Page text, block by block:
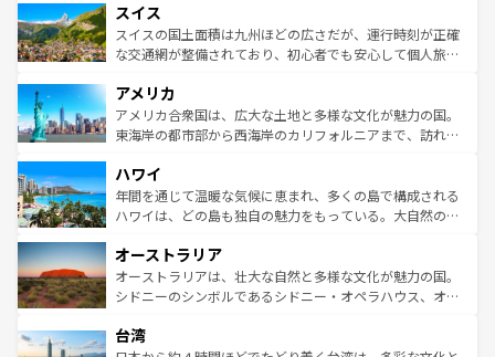
れる地方に足を運ぶとそれぞれで全く異なる文化を体験で
きるだろう。 なお、新着のフランス情報はコンテンツ一覧
を参照してほしい。
は、お酒好きな人にはぜひ体験してほしい。 なお、新着の
ドイツ情報はコンテンツ一覧を参照してほしい。
リアごとに異なる魅力がある。また、優雅なアフタヌーン
ティー、ビール好きにはたまらない英国パブ、サッカー観
戦など、本場だからこそできる体験も豊富。イギリスを旅
ンツ一覧を参照してほしい。
スイス
スイスの国土面積は九州ほどの広さだが、運行時刻が正確
な交通網が整備されており、初心者でも安心して個人旅行
の建物がそのまま残る町や、スイスならではのユニークな
博物館もあり、アルプス観光だけでなく町歩きも満喫する
ことができる。国民の所得が高いため物価も高いが、旅行
ば市内交通費無料で観光を楽しむこともできる。 なお、新
着のスイス情報はコンテンツ一覧 を参照してほしい。
アメリカ
アメリカ合衆国は、広大な土地と多様な文化が魅力の国。
東海岸の都市部から西海岸のカリフォルニアまで、訪れる
のような巨大都市は、観光、ショッピング、エンターテイ
ンメントが詰まった刺激的なスポットだ。一方、アメリカ
西部には大自然が広がり、グランドキャニオンやイエロー
部のニューオーリンズでは、音楽と美食が融合した独特の
文化が魅力。旅行者はアメリカの各地域で異なる魅力を楽
しみながら、その多様性と豊かな歴史を感じることができ
ならではの贅沢な旅のスタイルだ。 なお、新着のアメリカ
情報はコンテンツ一覧を参照してほしい。
ハワイ
年間を通じて温暖な気候に恵まれ、多くの島で構成される
ハワイは、どの島も独自の魅力をもっている。大自然の神
ワイ島は見逃せない。また、定番の観光地といえばオアフ
島だが、静かな自然を求めるならマウイ島やカウアイ島が
おすすめ。エメラルドグリーンに輝く海をはじめ、豊かな
れるおもてなしの心で訪れる人々を迎えてくれるハワイの
オーストラリア
オーストラリアは、壮大な自然と多様な文化が魅力の国。
シドニーのシンボルであるシドニー・オペラハウス、オー
リアリーフや大陸中央部にそびえるウルル（エアーズロッ
台湾